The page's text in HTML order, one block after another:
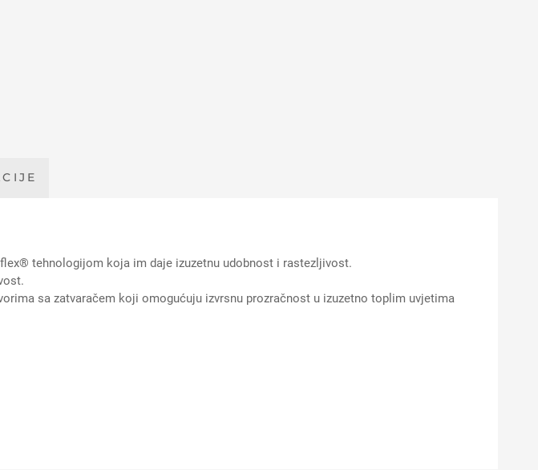
tehnologijom koja im daje izuzetnu udobnost i rastezljivost.
sa zatvaračem koji omogućuju izvrsnu prozračnost u izuzetno toplim uvjetima